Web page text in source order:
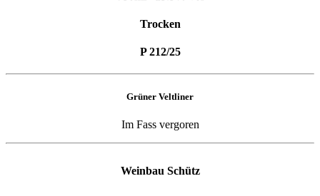
Trocken
P 212/25
Grüner Veltliner
Im Fass vergoren
Weinbau Schütz